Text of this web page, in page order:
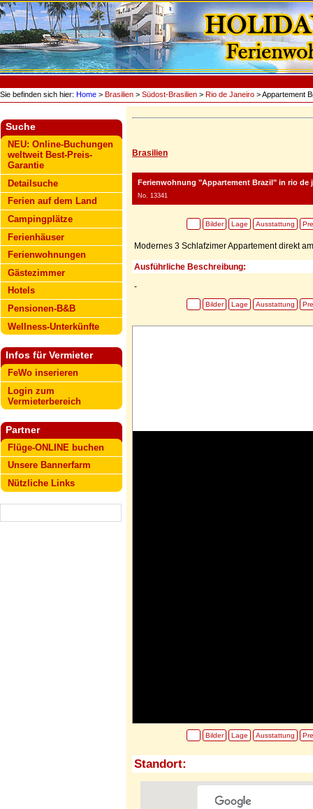
Sie befinden sich hier: Home > Brasilien > Südost-Brasilien > Rio de Janeiro > Appartement
Suche
NEU: Online-Buchungen
weltweit Best-Preis-
Garantie
Detailsuche
Ferien auf dem Land
Campingplätze
Ferienhäuser
Ferienwohnungen
Gästezimmer
Hotels
Pensionen-B&B
Wellness-Unterkünfte
Infos für Vermieter
FeWo inserieren
Login zum
Vermieterbereich
Partner
Flüge-ONLINE buchen
Unsere Bannerfarm
Nützliche Links
Brasilien
Ferienwohnung "Appartement Brazil" in rio de
No. 13341
Bilder Lage Ausstattung
Modernes 3 Schlafzimer Appartement direkt
Ausführliche Beschreibung:
-
Bilder Lage Ausstattung
Bilder Lage Ausstattung
Standort: